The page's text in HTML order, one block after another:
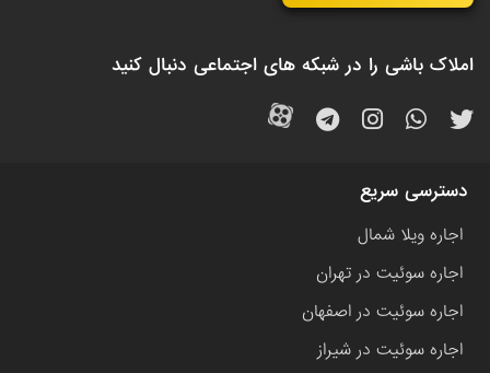
املاک باشی را در شبکه های اجتماعی دنبال کنید
دسترسی سریع
اجاره ویلا شمال
اجاره سوئیت در تهران
اجاره سوئیت در اصفهان
اجاره سوئیت در شیراز